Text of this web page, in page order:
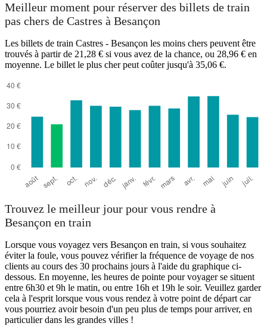
Meilleur moment pour réserver des billets de train
pas chers de Castres à Besançon
Les billets de train Castres - Besançon les moins chers peuvent être
trouvés à partir de 21,28 € si vous avez de la chance, ou 28,96 € en
moyenne. Le billet le plus cher peut coûter jusqu'à 35,06 €.
Trouvez le meilleur jour pour vous rendre à
Besançon en train
Lorsque vous voyagez vers Besançon en train, si vous souhaitez
éviter la foule, vous pouvez vérifier la fréquence de voyage de nos
clients au cours des 30 prochains jours à l'aide du graphique ci-
dessous. En moyenne, les heures de pointe pour voyager se situent
entre 6h30 et 9h le matin, ou entre 16h et 19h le soir. Veuillez garder
cela à l'esprit lorsque vous vous rendez à votre point de départ car
vous pourriez avoir besoin d'un peu plus de temps pour arriver, en
particulier dans les grandes villes !